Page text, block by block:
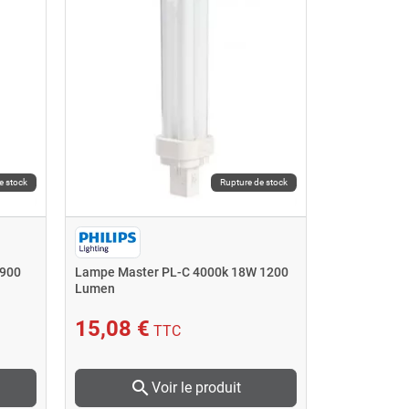
stock Rupture de stock
Lampe Master PL-C 4000k 18W 1200
Lumen
15,08 € TTC
searchVoir le produit